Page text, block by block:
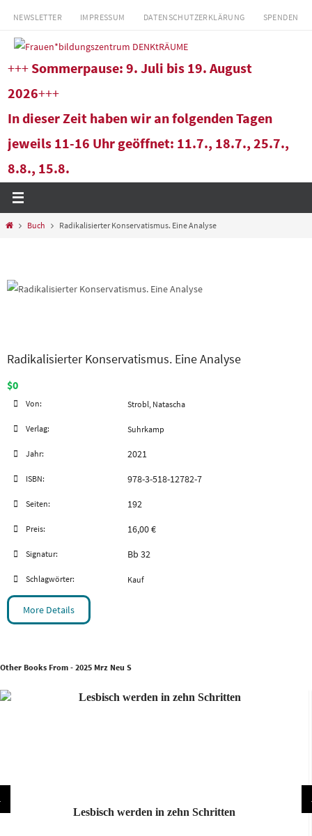
Zum
springen
NEWSLETTER IMPRESSUM DATENSCHUTZERKLÄRUNG SPENDEN
+++ Sommerpause: 9. Juli bis 19. August
2026+++
In dieser Zeit haben wir an folgenden Tagen
jeweils 11-16 Uhr geöffnet: 11.7., 18.7., 25.7.,
8.8., 15.8.
StartBuch Radikalisierter Konservatismus. Eine Analyse
Radikalisierter Konservatismus. Eine Analyse
$0
Von: Strobl, Natascha
Verlag: Suhrkamp
Jahr: 2021
ISBN: 978-3-518-12782-7
Seiten: 192
Preis: 16,00 €
Signatur: Bb 32
Schlagwörter: Kauf
More Details
Other Books From - 2025 Mrz Neu S
Lesbisch werden in zehn Schritten